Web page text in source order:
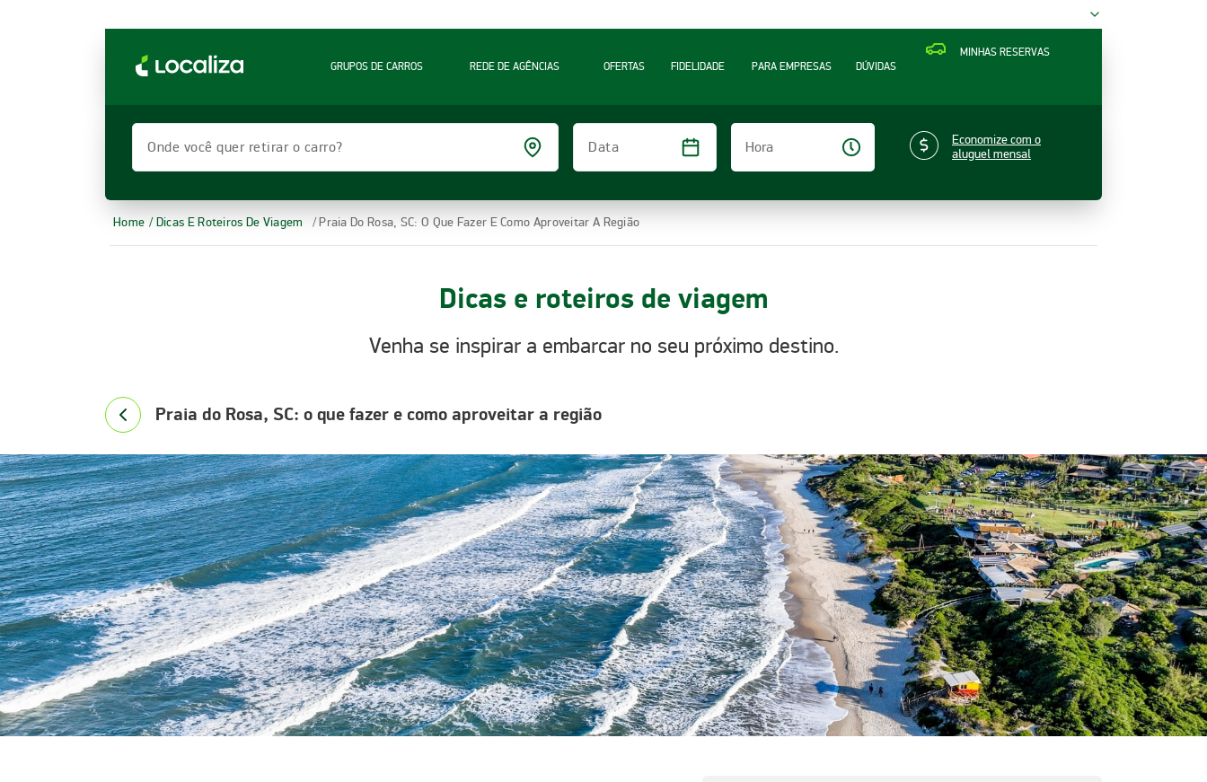
MINHAS RESERVAS
GRUPOS DE CARROS
REDE DE AGÊNCIAS OFERTAS FIDELIDADE PARA EMPRESAS DÚVIDAS
Onde você quer retirar o carro? Data
Hora
Economize com o
aluguel mensal
Home / Dicas E Roteiros De Viagem / Praia Do Rosa, SC: O Que Fazer E Como Aproveitar A Região
Dicas e roteiros de viagem
Venha se inspirar a embarcar no seu próximo destino.
Praia do Rosa, SC: o que fazer e como aproveitar a região